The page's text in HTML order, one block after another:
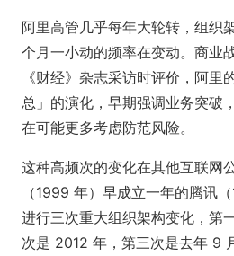
阿里高管几乎每年大轮转，组织
个月一小动的频率在变动。商业
《财经》杂志采访时评价，阿里
总」的演化，早期强调业务突破
在可能更多考虑防范风险。
这种高频次的变化在其他互联网
（1999 年）早成立一年的腾讯
进行三次重大组织架构变化，第
次是 2012 年，第三次是去年 9